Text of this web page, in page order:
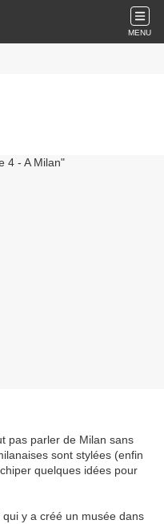
MENU
pas parler de Milan sans
sont stylées (enfin
quelques idées pour
y a créé un musée dans